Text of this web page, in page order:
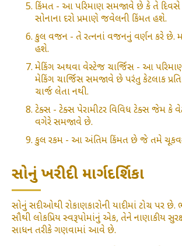
કિંમત - આ પરિમાણ સમજાવે છે કે તે દિવસે
સોનાના દરો પ્રમાણે જવેલની કિંમત હશે.
કુલ વજન - તે રત્નનાં વજનનું વર્ણન કરે છે.
હશે.
મેકિંગ અથવા વેસ્ટેજ ચાર્જિસ - આ
મેકિંગ ચાર્જિસ સમજાવે છે પરંતુ કેટલાક
ચાર્જ લેતા નથી.
ટેક્સ - ટેક્સ પેરામીટર વિવિધ ટેક્સ જેમ કે
વગેરે સમજાવે છે.
કુલ રકમ - આ અંતિમ કિંમત છે જે તમે
સોનું ખરીદી માર્ગદર્શિકા
સોનું સદીઓથી રોકાણકારોની યાદીમાં ટોચ પર છે.
સૌથી લોકપ્રિય સ્વરૂપોમાંનું એક, તેને નાણાકીય
સાધન તરીકે ગણવામાં આવે છે.